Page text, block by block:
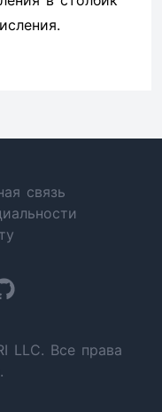
связь
LLC. Все права